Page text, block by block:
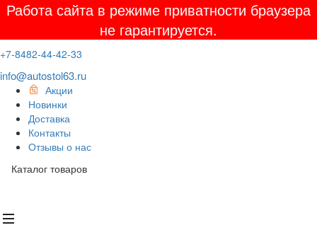
Работа сайта в режиме приватности браузера
не гарантируется.
+7-8482-44-42-33
info@autostol63.ru
Акции
Новинки
Доставка
Контакты
Отзывы о нас
Каталог товаров